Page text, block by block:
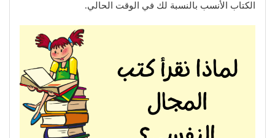
الكتاب الأنسب بالنسبة لك في الوقت الحالي.